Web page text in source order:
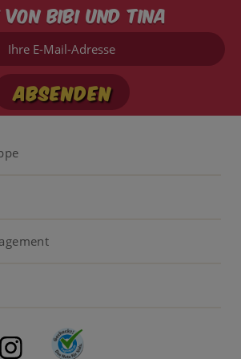
Bibi und Tina